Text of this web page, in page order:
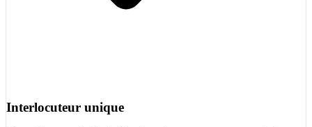
Interlocuteur unique